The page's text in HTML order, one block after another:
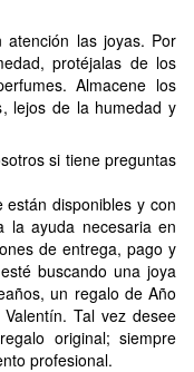
atención las joyas. Por
protéjalas de los
Almacene los
lejos de la humedad y
si tiene preguntas
están disponibles y con
la ayuda necesaria en
de entrega, pago y
buscando una joya
un regalo de Año
Tal vez desee
original; siempre
profesional.